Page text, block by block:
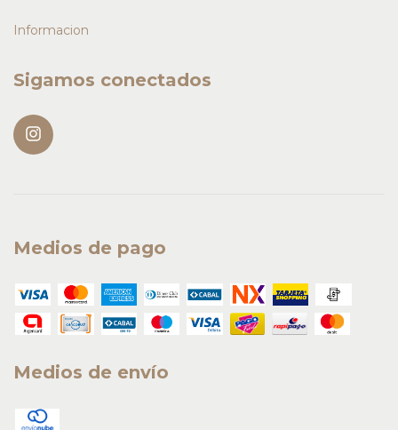
Informacion
Sigamos conectados
Medios de pago
Medios de envío